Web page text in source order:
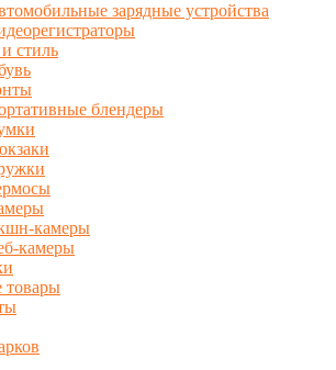
зарядные устройства
стиль
блендеры
камеры
камеры
товары